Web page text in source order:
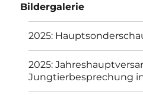
Bildergalerie
2025:
2025:
Jungtierbesprechung